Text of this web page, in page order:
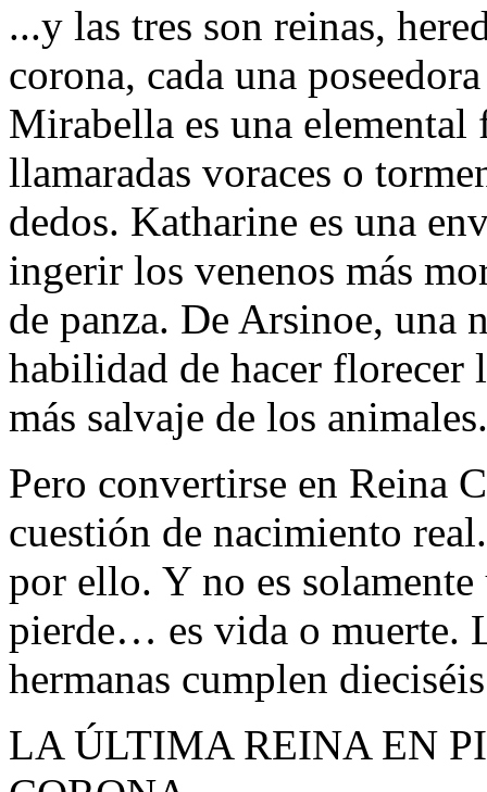
...y las tres son reinas,
corona, cada una
Mirabella es una elemental
llamaradas voraces o
dedos. Katharine es una
ingerir los venenos más
de panza. De Arsinoe, una
habilidad de hacer florecer
más salvaje de los animales.
Pero convertirse en Reina
cuestión de nacimiento
por ello. Y no es
pierde… es vida o muerte.
hermanas cumplen
LA ÚLTIMA REINA EN